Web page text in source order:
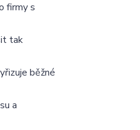
firmy s
tak
běžné
a